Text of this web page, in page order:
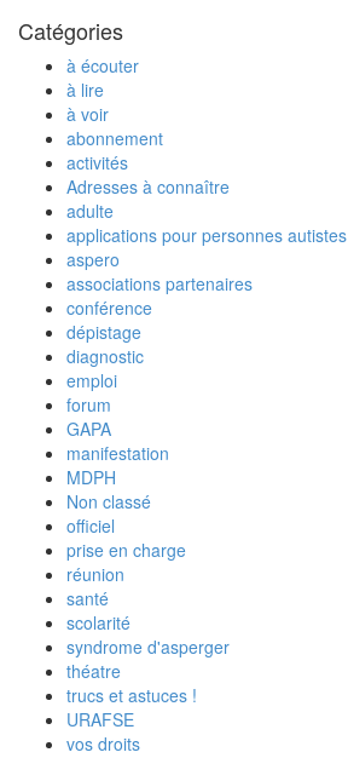
Catégories
à écouter
à lire
à voir
abonnement
activités
Adresses à connaître
adulte
applications pour personnes autistes
aspero
associations partenaires
conférence
dépistage
diagnostic
emploi
forum
GAPA
manifestation
MDPH
Non classé
officiel
prise en charge
réunion
santé
scolarité
syndrome d'asperger
théatre
trucs et astuces !
URAFSE
vos droits